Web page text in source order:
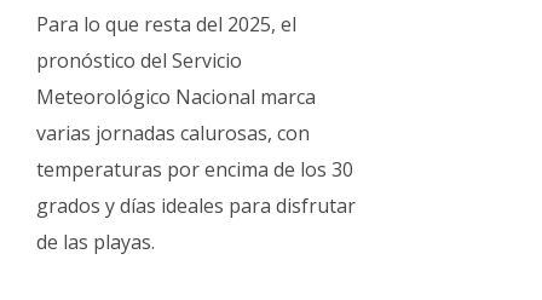
Para lo que resta del 2025, el
pronóstico del Servicio
Meteorológico Nacional marca
varias jornadas calurosas, con
temperaturas por encima de los 30
grados y días ideales para disfrutar
de las playas.